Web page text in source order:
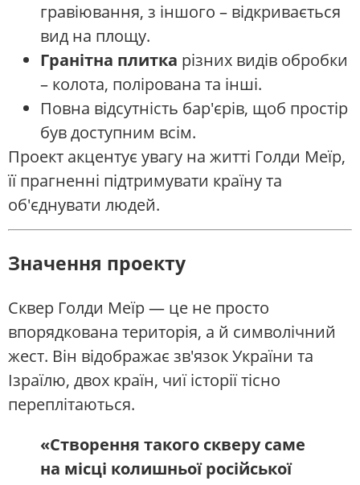
гравіювання, з іншого – відкривається
вид на площу.
Гранітна плитка різних видів обробки
– колота, полірована та інші.
Повна відсутність бар'єрів, щоб простір
був доступним всім.
Проект акцентує увагу на житті Голди Меїр,
її прагненні підтримувати країну та
об'єднувати людей.
Значення проекту
Сквер Голди Меїр — це не просто
впорядкована територія, а й символічний
жест. Він відображає зв'язок України та
Ізраїлю, двох країн, чиї історії тісно
переплітаються.
«Створення такого скверу саме
на місці колишньої російської